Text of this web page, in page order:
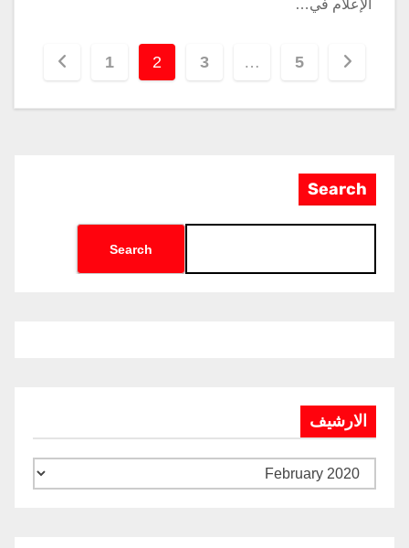
الإعلام في…
1 2 3 … 5
Search
Search
الارشيف